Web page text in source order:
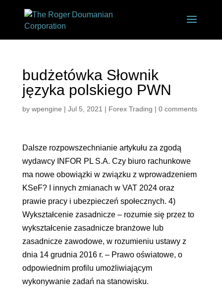
budżetówka Słownik
języka polskiego PWN
by wpengine | Jul 5, 2021 | Forex Trading | 0 comments
Dalsze rozpowszechnianie artykułu za zgodą
wydawcy INFOR PL S.A. Czy biuro rachunkowe
ma nowe obowiązki w związku z wprowadzeniem
KSeF? I innych zmianach w VAT 2024 oraz
prawie pracy i ubezpieczeń społecznych. 4)
Wykształcenie zasadnicze – rozumie się przez to
wykształcenie zasadnicze branżowe lub
zasadnicze zawodowe, w rozumieniu ustawy z
dnia 14 grudnia 2016 r. – Prawo oświatowe, o
odpowiednim profilu umożliwiającym
wykonywanie zadań na stanowisku.